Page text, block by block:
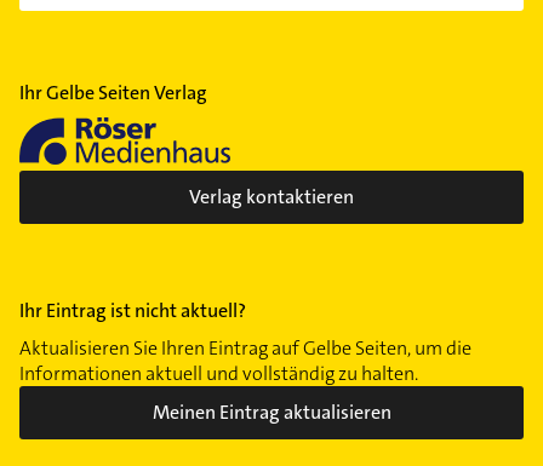
Ihr Gelbe Seiten Verlag
Verlag kontaktieren
Ihr Eintrag ist nicht aktuell?
Aktualisieren Sie Ihren Eintrag auf Gelbe Seiten, um die
Informationen aktuell und vollständig zu halten.
Meinen Eintrag aktualisieren